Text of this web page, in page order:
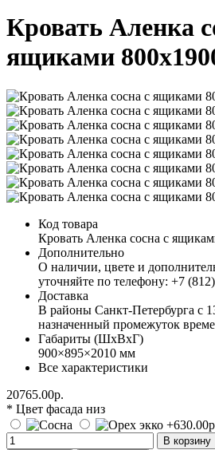
Кровать Аленка
ящиками
Код товара
Кровать Аленка сосна с
Дополнительно
О наличии, цвете и
уточняйте по телефону: +7
Доставка
В районы Санкт-Петербурга с
назначенный промежуток
Габариты (ШхВхГ)
900×895×2010 мм
Все характеристики
20765.00р.
* Цвет фасада низ
В корзину